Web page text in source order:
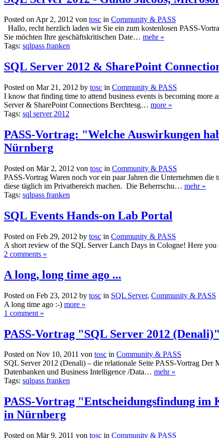
Posted on Apr 2, 2012 von tosc in Community & PASS
Hallo, recht herzlich laden wir Sie ein zum kostenlosen PASS-
Sie möchten Ihre geschäftskritischen Date… mehr »
Tags: sqlpass franken
SQL Server 2012 & SharePoint
Posted on Mar 21, 2012 by tosc in Community & PASS
I know that finding time to attend business events is becoming
Server & SharePoint Connections Berchtesg… more »
Tags: sql server 2012
PASS-Vortrag: "Welche Auswirkungen
Nürnberg
Posted on Mär 2, 2012 von tosc in Community & PASS
PASS-Vortrag Waren noch vor ein paar Jahren die Unternehmen
diese täglich im Privatbereich machen. Die Beherrschu… mehr »
Tags: sqlpass franken
SQL Events Hands-on Lab Portal
Posted on Feb 29, 2012 by tosc in Community & PASS
A short review of the SQL Server Lanch Days in Cologne! Here
2 comments »
A long, long time ago ...
Posted on Feb 23, 2012 by tosc in SQL Server, Community & PASS
A long time ago :-) more »
1 comment »
PASS-Vortrag "SQL Server 2012
Posted on Nov 10, 2011 von tosc in Community & PASS
SQL Server 2012 (Denali) – die relationale Seite PASS-Vortrag
Datenbanken und Business Intelligence /Data… mehr »
Tags: sqlpass franken
PASS-Vortrag "Entscheidungsfindung im
in Nürnberg
Posted on Mär 9, 2011 von tosc in Community & PASS